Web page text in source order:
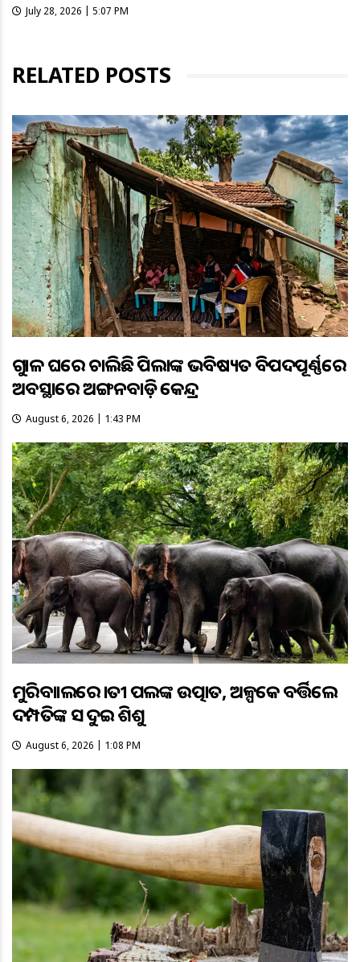
July 28, 2026 | 5:07 PM
RELATED POSTS
ଗୁହାଳ ଘରେ ଚାଲିଛି ପିଲାଙ୍କ ଭବିଷ୍ୟତ ବିପଦପୂର୍ଣ୍ଣରେ
ଅବସ୍ଥାରେ ଅଙ୍ଗନବାଡ଼ି କେନ୍ଦ୍ର
August 6, 2026 | 1:43 PM
ମୁରିବାହାଲରେ ହାତୀ ପଲଙ୍କ ଉତ୍ପାତ, ଅଳ୍ପକେ ବର୍ତ୍ତିଲେ
ଦମ୍ପତିଙ୍କ ସହ ଦୁଇ ଶିଶୁ
August 6, 2026 | 1:08 PM